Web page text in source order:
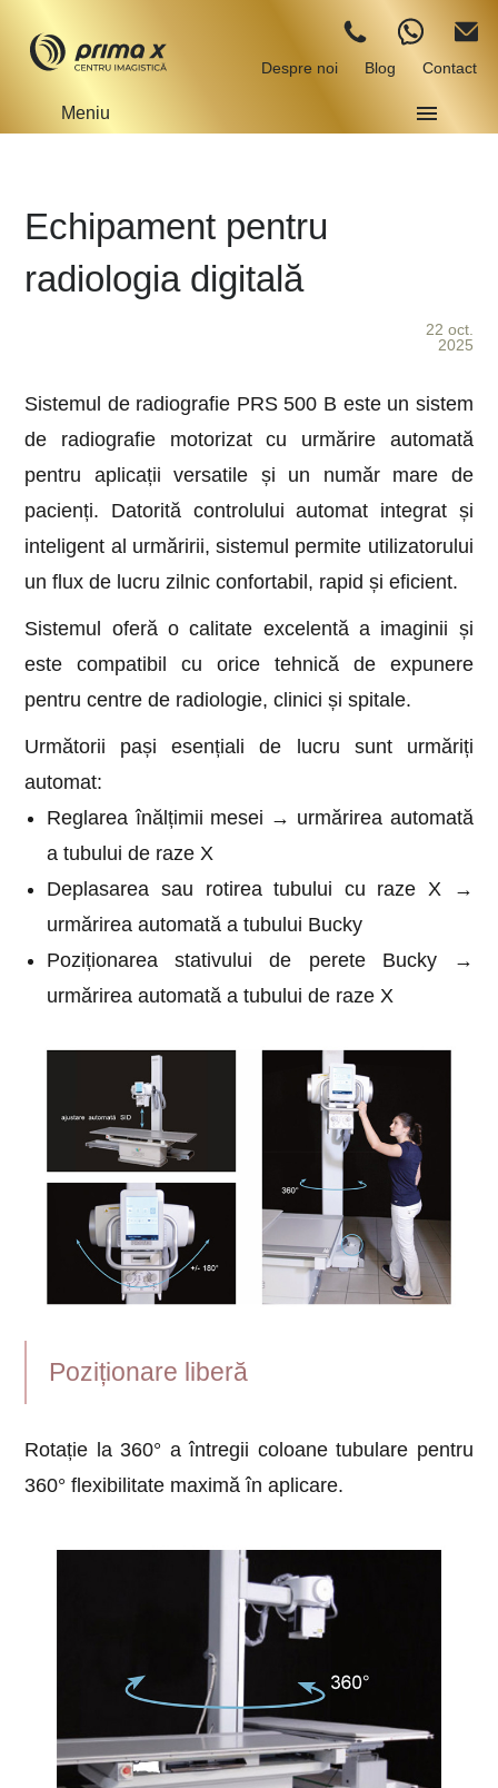
Despre noi Blog Contact
Meniu
Echipament pentru
radiologia digitală
22 oct.
2025
Sistemul de radiografie PRS 500 B este un sistem
de radiografie motorizat cu urmărire automată
pentru aplicații versatile și un număr mare de
pacienți. Datorită controlului automat integrat și
inteligent al urmăririi, sistemul permite utilizatorului
un flux de lucru zilnic confortabil, rapid și eficient.
Sistemul oferă o calitate excelentă a imaginii și
este compatibil cu orice tehnică de expunere
pentru centre de radiologie, clinici și spitale.
Următorii pași esențiali de lucru sunt urmăriți
automat:
Reglarea înălțimii mesei → urmărirea automată
a tubului de raze X
Deplasarea sau rotirea tubului cu raze X →
urmărirea automată a tubului Bucky
Poziționarea stativului de perete Bucky →
urmărirea automată a tubului de raze X
Poziționare liberă
Rotație la 360° a întregii coloane tubulare pentru
360° flexibilitate maximă în aplicare.